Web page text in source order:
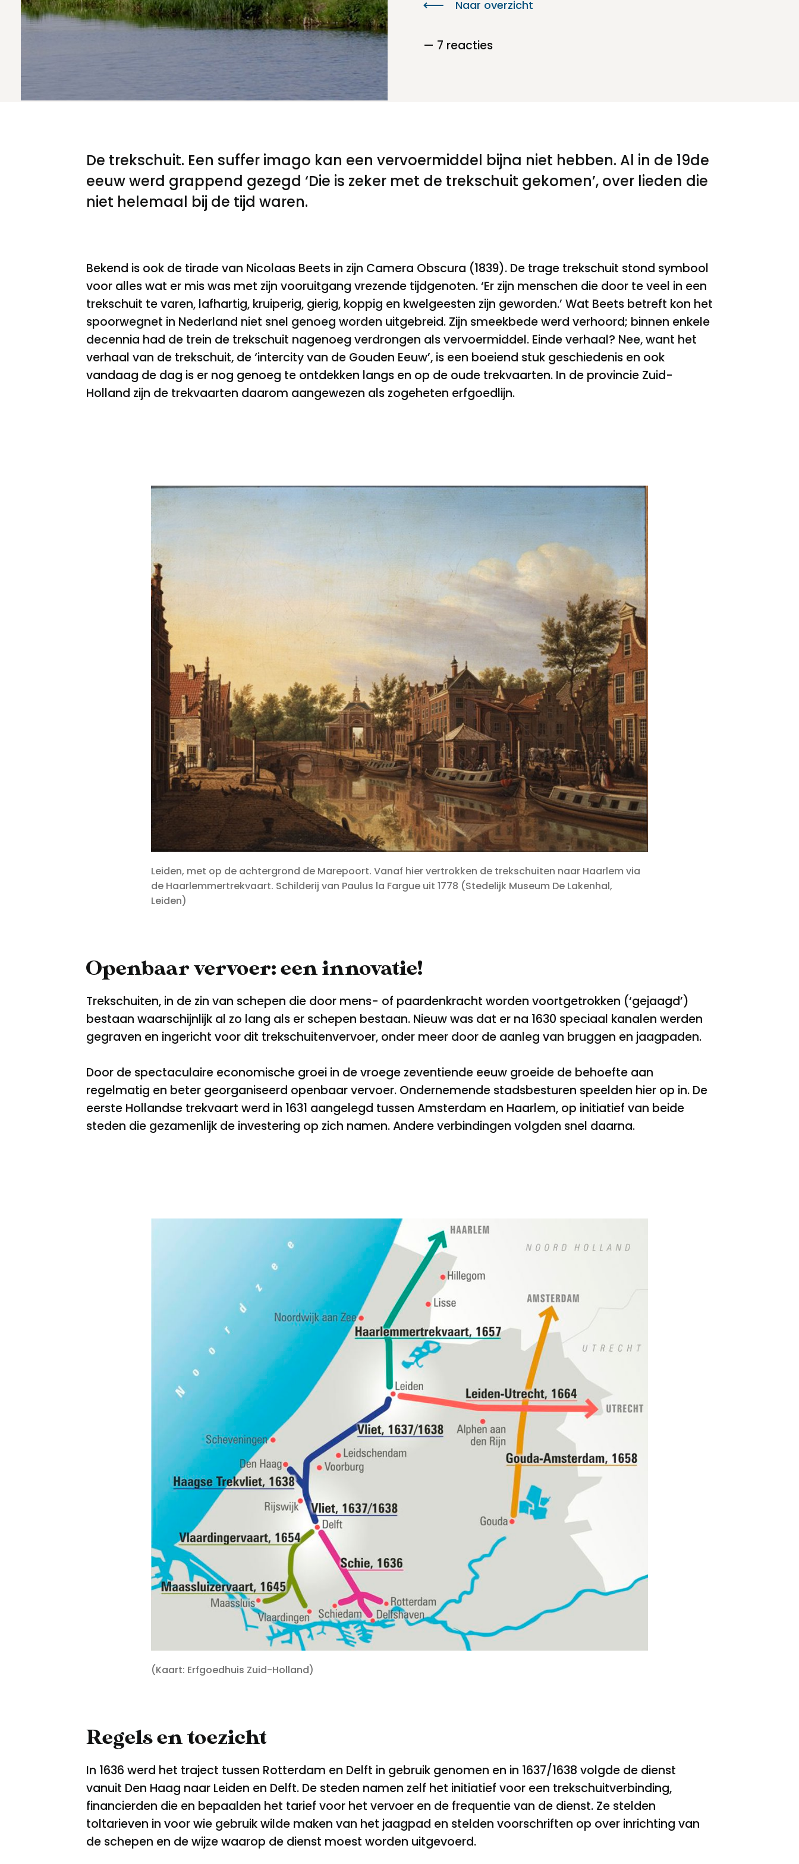
Meld een archeologische vondst
Nieuwsbrief
Toegankelijkheid
Privacyverklaring
Voorwaarden
Naar overzicht
— 7 reacties
De trekschuit. Een suffer imago kan een vervoermiddel bijna niet hebben. Al in de 19de
eeuw werd grappend gezegd ‘Die is zeker met de trekschuit gekomen’, over lieden die
niet helemaal bij de tijd waren.
Bekend is ook de tirade van Nicolaas Beets in zijn Camera Obscura (1839). De trage trekschuit stond symbool
voor alles wat er mis was met zijn vooruitgang vrezende tijdgenoten. ‘Er zijn menschen die door te veel in een
trekschuit te varen, lafhartig, kruiperig, gierig, koppig en kwelgeesten zijn geworden.’ Wat Beets betreft kon het
spoorwegnet in Nederland niet snel genoeg worden uitgebreid. Zijn smeekbede werd verhoord; binnen enkele
decennia had de trein de trekschuit nagenoeg verdrongen als vervoermiddel. Einde verhaal? Nee, want het
verhaal van de trekschuit, de ‘intercity van de Gouden Eeuw’, is een boeiend stuk geschiedenis en ook
vandaag de dag is er nog genoeg te ontdekken langs en op de oude trekvaarten. In de provincie Zuid-
Holland zijn de trekvaarten daarom aangewezen als zogeheten erfgoedlijn.
Leiden, met op de achtergrond de Marepoort. Vanaf hier vertrokken de trekschuiten naar Haarlem via
de Haarlemmertrekvaart. Schilderij van Paulus la Fargue uit 1778 (Stedelijk Museum De Lakenhal,
Leiden)
Openbaar vervoer: een innovatie!
Trekschuiten, in de zin van schepen die door mens- of paardenkracht worden voortgetrokken (‘gejaagd’)
bestaan waarschijnlijk al zo lang als er schepen bestaan. Nieuw was dat er na 1630 speciaal kanalen werden
gegraven en ingericht voor dit trekschuitenvervoer, onder meer door de aanleg van bruggen en jaagpaden.
Door de spectaculaire economische groei in de vroege zeventiende eeuw groeide de behoefte aan
regelmatig en beter georganiseerd openbaar vervoer. Ondernemende stadsbesturen speelden hier op in. De
eerste Hollandse trekvaart werd in 1631 aangelegd tussen Amsterdam en Haarlem, op initiatief van beide
steden die gezamenlijk de investering op zich namen. Andere verbindingen volgden snel daarna.
(Kaart: Erfgoedhuis Zuid-Holland)
Regels en toezicht
In 1636 werd het traject tussen Rotterdam en Delft in gebruik genomen en in 1637/1638 volgde de dienst
vanuit Den Haag naar Leiden en Delft. De steden namen zelf het initiatief voor een trekschuitverbinding,
financierden die en bepaalden het tarief voor het vervoer en de frequentie van de dienst. Ze stelden
toltarieven in voor wie gebruik wilde maken van het jaagpad en stelden voorschriften op over inrichting van
de schepen en de wijze waarop de dienst moest worden uitgevoerd.